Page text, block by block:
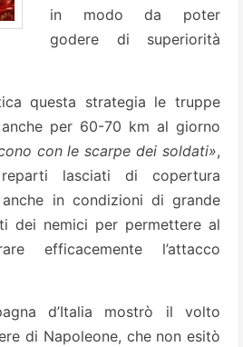
in modo da poter
godere di superiorità
questa strategia le truppe
per 60-70 km al giorno
con le scarpe dei soldati»,
lasciati di copertura
in condizioni di grande
dei nemici per permettere al
efficacemente l’attacco
d’Italia mostrò il volto
di Napoleone, che non esitò